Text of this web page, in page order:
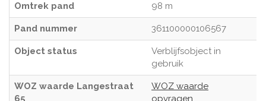
Omtrek pand 98 m
Pand nummer 361100000106567
Object status
Verblijfsobject in
gebruik
WOZ waarde Langestraat
65
WOZ waarde
opvragen